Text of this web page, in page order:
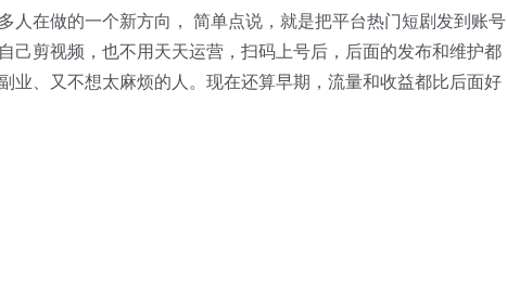
人在做的一个新方向， 简单点说，就是把平台热门短剧发到账号
己剪视频，也不用天天运营，扫码上号后，后面的发布和维护都
业、又不想太麻烦的人。现在还算早期，流量和收益都比后面好